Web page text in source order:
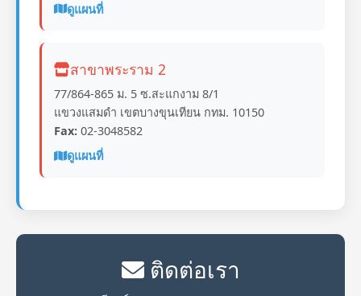
ดูแผนที่
สาขาพระราม 2
77/864-865 ม. 5 ซ.สะแกงาม 8/1
แขวงแสมดำ เขตบางขุนเทียน กทม. 10150
Fax: 02-3048582
ดูแผนที่
ติดต่อเรา